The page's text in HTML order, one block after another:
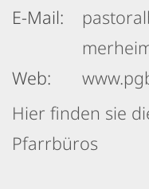
E-Mail:
Web:
Hier finden sie
Pfarrbüros